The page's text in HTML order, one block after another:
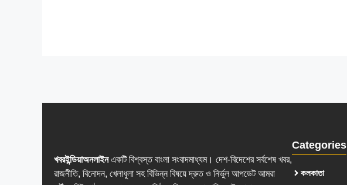
খবরইন্ডিয়াঅনলাইনএকটি বিশ্বস্ত বাংলা সংবাদমাধ্যম। দেশ-বিদেশের সর্বশেষ খবর,
রাজনীতি, বিনোদন, খেলাধুলা সহ বিভিন্ন বিষয়ে দ্রুত ও নির্ভুল আপডেট আমরা
Categories
কলকাতা